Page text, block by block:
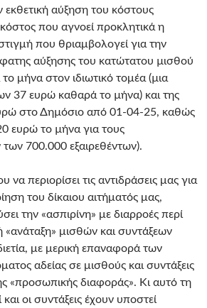
αύξηση του κόστους
που αγνοεί προκλητικά η
που θριαμβολογεί για την
αύξησης του κατώτατου µισθού
μήνα στον ιδιωτικό τομέα (µια
37 ευρώ καθαρά το µήνα) και της
στο Δηµόσιο από 01-04-25, καθώς
ευρώ το µήνα για τους
700.000 εξαιρεθέντων).
να περιορίσει τις αντιδράσεις μας για
του δίκαιου αιτήματός μας,
την «ασπιρίνη» με διαρροές περί
«ανάταξη» μισθών και συντάξεων
με μερική επαναφορά των
αδείας σε μισθούς και συντάξεις
«προσωπικής διαφοράς». Κι αυτό τη
οι συντάξεις έχουν υποστεί